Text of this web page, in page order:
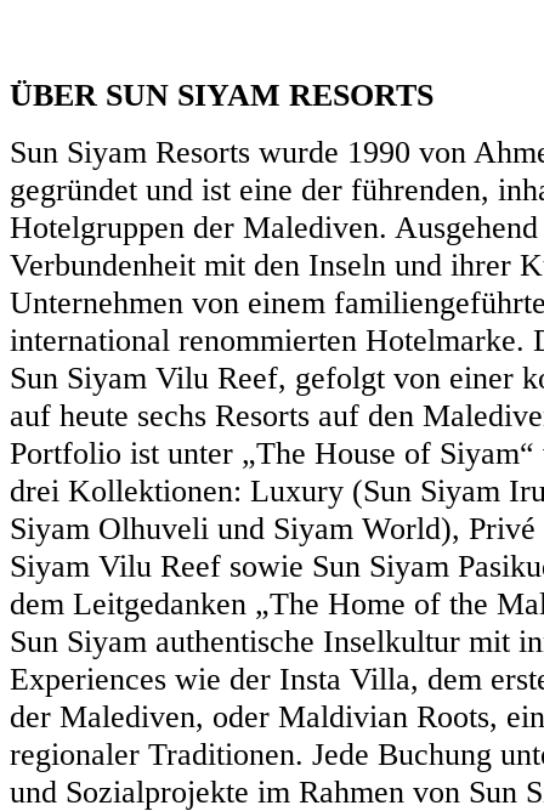
ÜBER SUN SIYAM RESORTS
Sun Siyam Resorts wurde 1990 von
gegründet und ist eine der führenden,
Hotelgruppen der Malediven.
Verbundenheit mit den Inseln und ihrer
Unternehmen von einem
international renommierten Hotelmarke.
Sun Siyam Vilu Reef, gefolgt von einer
auf heute sechs Resorts auf den
Portfolio ist unter „The House of
drei Kollektionen: Luxury (Sun Siyam
Siyam Olhuveli und Siyam World),
Siyam Vilu Reef sowie Sun Siyam
dem Leitgedanken „The Home of the
Sun Siyam authentische Inselkultur mit
Experiences wie der Insta Villa, dem
der Malediven, oder Maldivian Roots,
regionaler Traditionen. Jede Buchung
und Sozialprojekte im Rahmen von Sun